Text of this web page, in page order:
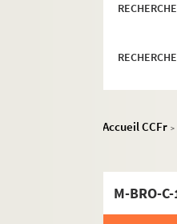
Accueil CCFr >